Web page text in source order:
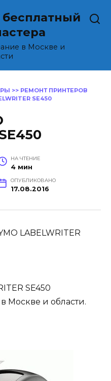
в Москве и
>> РЕМОНТ ПРИНТЕРОВ
SE450
НА ЧТЕНИЕ
4 мин
ОПУБЛИКОВАНО
17.08.2016
LABELWRITER
SE450
Москве и области.